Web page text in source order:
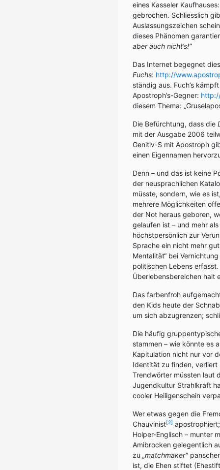
eines Kasseler
gebrochen. Schliesslich
Auslassungszeichen
dieses Phänomen
aber auch nicht’s!“
Das Internet begegnet
Fuchs: http://
ständig aus. Fuch’s
Apostroph’s-Gegner:
diesem Thema:
Die Befürchtung, dass die
mit der Ausgabe 2006
Genitiv-S mit Apostroph
einen Eigennamen
Denn – und das ist keine
der neusprachlichen
müsste, sondern, wie es
mehrere Möglichkeiten
der Not heraus geboren,
gelaufen ist – und mehr
höchstpersönlich zur
Sprache ein nicht mehr
Mentalität“ bei
politischen Lebens
Überlebensbereichen halt
Das farbenfroh
den Kids heute der
um sich abzugrenzen;
Die häufig
stammen – wie könnte es
Kapitulation nicht nur vor
Identität zu finden, verliert
Trendwörter müssten laut
Jugendkultur Strahlkraft
cooler Heiligenschein
Wer etwas gegen die
Chauvinist[2]
Holper-Englisch – munter
Amibrocken gelegentlich
zu „matchmaker"
ist, die Ehen stiftet